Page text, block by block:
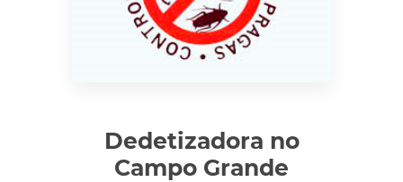
Dedetizadora no
Campo Grande